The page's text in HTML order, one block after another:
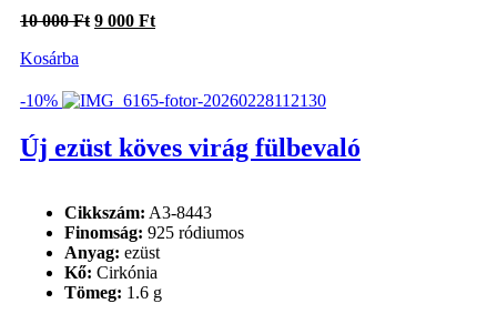
10 000Ft Original
000 Ft.
9 000 FtCurrent
000 Ft.
Kosárba
-10%
Új ezüst köves virág fülbevaló
Cikkszám: A3-8443
Finomság: 925 ródiumos
Anyag: ezüst
Kő: Cirkónia
Tömeg: 1.6 g